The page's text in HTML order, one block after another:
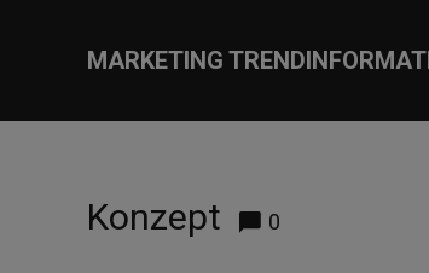
MARKETING
Konzept 0